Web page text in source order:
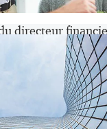
directeur
les profondes
année consécutive,
leur
durablement »